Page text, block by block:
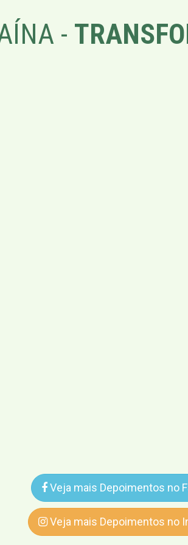
-
Veja mais Depoimentos no
Veja mais Depoimentos no